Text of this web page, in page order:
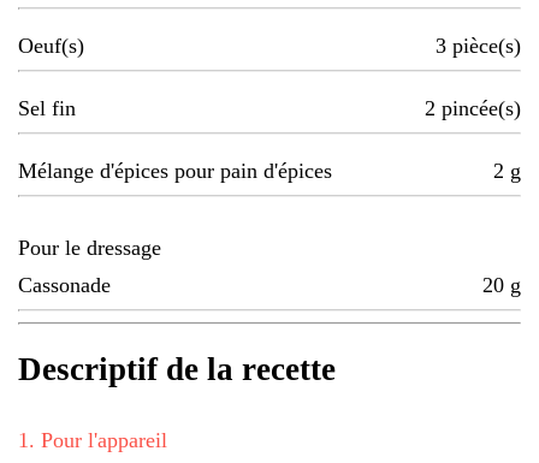
Oeuf(s) 3 pièce(s)
Sel fin 2 pincée(s)
Mélange d'épices pour pain d'épices 2 g
Pour le dressage
Cassonade
20 g
Descriptif de la recette
1 . Pour l'appareil